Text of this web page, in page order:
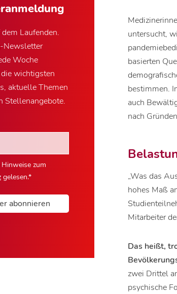
Laufenden.
Newsletter
Woche
wichtigsten
aktuelle Themen
Stellenangebote.
zum
gelesen.*
abonnieren
untersucht,
basierten
bestimmen.
auch
nach
„Was das
hohes Maß
Mitarbeiter
Das heißt,
zwei Drittel
psychische